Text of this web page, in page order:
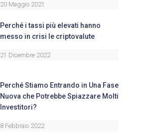
20 Maggio 2021
Perché i tassi più elevati hanno
messo in crisi le criptovalute
21 Dicembre 2022
Perché Stiamo Entrando in Una Fase
Nuova che Potrebbe Spiazzare Molti
Investitori?
8 Febbraio 2022